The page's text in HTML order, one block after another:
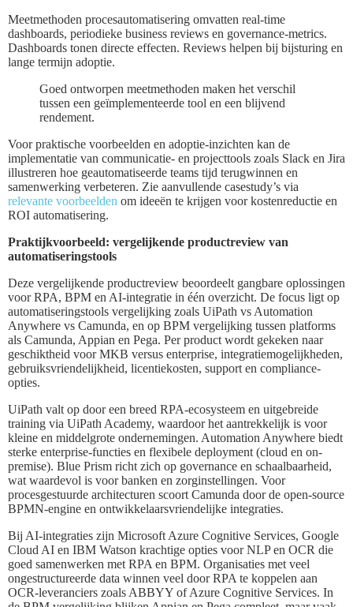
Meetmethoden procesautomatisering omvatten real-time
dashboards, periodieke business reviews en governance-metrics.
Dashboards tonen directe effecten. Reviews helpen bij bijsturing en
lange termijn adoptie.
Goed ontworpen meetmethoden maken het verschil
tussen een geïmplementeerde tool en een blijvend
rendement.
Voor praktische voorbeelden en adoptie-inzichten kan de
implementatie van communicatie- en projecttools zoals Slack en Jira
illustreren hoe geautomatiseerde teams tijd terugwinnen en
samenwerking verbeteren. Zie aanvullende casestudy’s via
relevante voorbeelden om ideeën te krijgen voor kostenreductie en
ROI automatisering.
Praktijkvoorbeeld: vergelijkende productreview van
automatiseringstools
Deze vergelijkende productreview beoordeelt gangbare oplossingen
voor RPA, BPM en AI-integratie in één overzicht. De focus ligt op
automatiseringstools vergelijking zoals UiPath vs Automation
Anywhere vs Camunda, en op BPM vergelijking tussen platforms
als Camunda, Appian en Pega. Per product wordt gekeken naar
geschiktheid voor MKB versus enterprise, integratiemogelijkheden,
gebruiksvriendelijkheid, licentiekosten, support en compliance-
opties.
UiPath valt op door een breed RPA-ecosysteem en uitgebreide
training via UiPath Academy, waardoor het aantrekkelijk is voor
kleine en middelgrote ondernemingen. Automation Anywhere biedt
sterke enterprise-functies en flexibele deployment (cloud en on-
premise). Blue Prism richt zich op governance en schaalbaarheid,
wat waardevol is voor banken en zorginstellingen. Voor
procesgestuurde architecturen scoort Camunda door de open-source
BPMN-engine en ontwikkelaarsvriendelijke integraties.
Bij AI-integraties zijn Microsoft Azure Cognitive Services, Google
Cloud AI en IBM Watson krachtige opties voor NLP en OCR die
goed samenwerken met RPA en BPM. Organisaties met veel
ongestructureerde data winnen veel door RPA te koppelen aan
OCR-leveranciers zoals ABBYY of Azure Cognitive Services. In